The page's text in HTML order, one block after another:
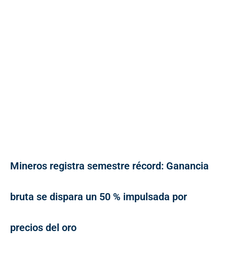
Mineros registra semestre récord: Ganancia
bruta se dispara un 50 % impulsada por
precios del oro